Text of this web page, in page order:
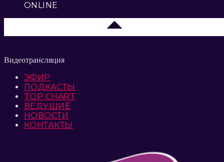
ONLINE
Видеотрансляция
ЭФИР
ПОДКАСТЫ
TOP CHART
ВЕДУЩИЕ
НОВОСТИ
КОНТАКТЫ